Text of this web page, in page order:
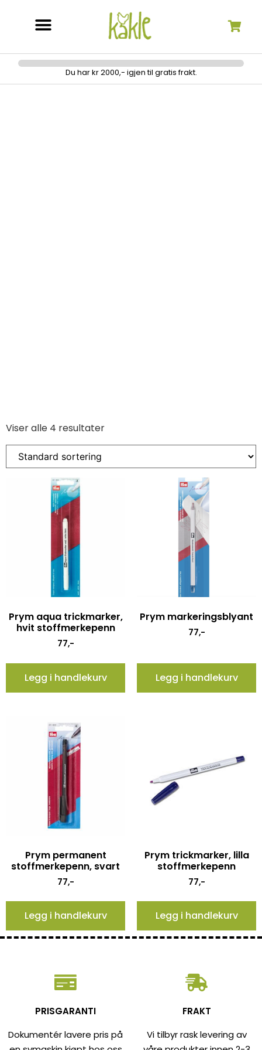
Du har kr 2000,- igjen til gratis frakt.
Viser alle 4 resultater
Prym aqua trickmarker,
hvit stoffmerkepenn
77,-
Legg i handlekurv
Prym markeringsblyant
77,-
Legg i handlekurv
Prym permanent
stoffmerkepenn, svart
77,-
Legg i handlekurv
Prym trickmarker, lilla
stoffmerkepenn
77,-
Legg i handlekurv
PRISGARANTI
Dokumentér lavere pris på
FRAKT
Vi tilbyr rask levering av